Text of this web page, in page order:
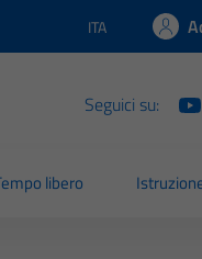
Lingua attiva:
ITA
Seguici su:
libero